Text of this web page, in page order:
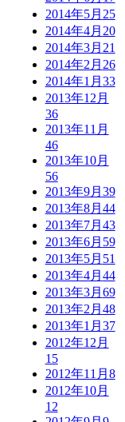
2014年5月 25
2014年4月 20
2014年3月 21
2014年2月 26
2014年1月 33
2013年12月
36
2013年11月
46
2013年10月
56
2013年9月 39
2013年8月 44
2013年7月 43
2013年6月 59
2013年5月 51
2013年4月 44
2013年3月 69
2013年2月 48
2013年1月 37
2012年12月
15
2012年11月 8
2012年10月
12